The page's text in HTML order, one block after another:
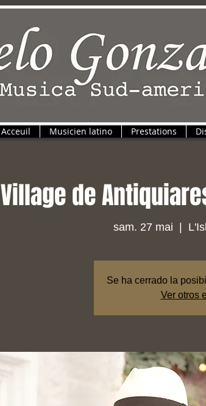
Acceuil Musicien latino Prestations
Village de
sam. 27 mai
Se ha cerrado la
Ver otros